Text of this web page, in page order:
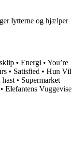
lytterne og hjælper
• Energi • You’re
• Satisfied • Hun Vil
hast • Supermarket
• Elefantens Vuggevise